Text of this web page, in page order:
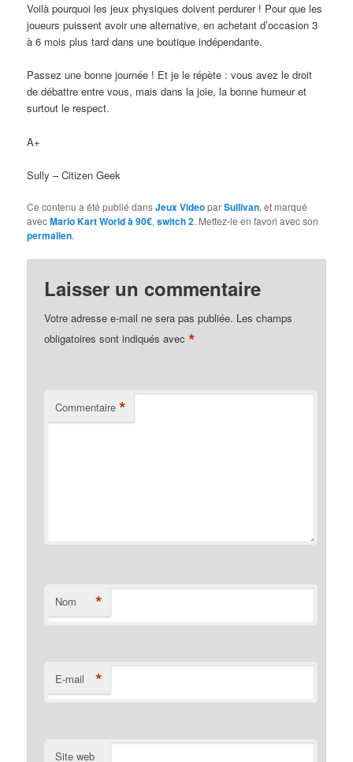
Voilà pourquoi les jeux physiques doivent perdurer ! Pour que les
joueurs puissent avoir une alternative, en achetant d’occasion 3
à 6 mois plus tard dans une boutique indépendante.
Passez une bonne journée ! Et je le répète : vous avez le droit
de débattre entre vous, mais dans la joie, la bonne humeur et
surtout le respect.
A+
Sully – Citizen Geek
Ce contenu a été publié dansJeux VideoparSullivan, et marqué
avecMario Kart World à 90€,switch 2. Mettez-le en favori avec son
permalien.
Laisser un commentaire
Votre adresse e-mail ne sera pas publiée. Les champs
obligatoires sont indiqués avec*
Commentaire *
Nom *
E-mail *
Site web